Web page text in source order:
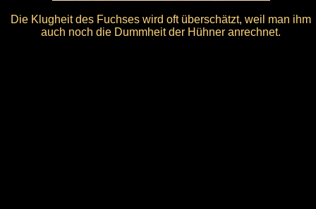
Die Klugheit des Fuchses wird oft überschätzt, weil man ihm
auch noch die Dummheit der Hühner anrechnet.